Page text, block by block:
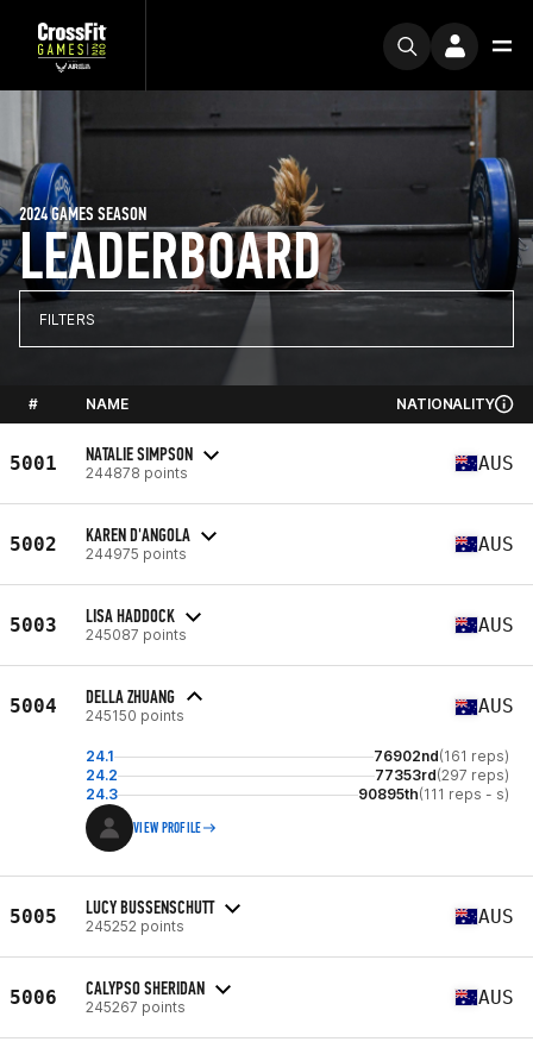
LEADERBOARD
2024 GAMES SEASON
FILTERS
# NAME NATIONALITY
5001 NATALIE SIMPSON
244878 points AUS
5002 KAREN D'ANGOLA
244975 points AUS
5003 LISA HADDOCK
245087 points AUS
5004 DELLA ZHUANG
245150 points AUS
24.1 76902nd(161 reps)
24.2
77353rd(297 reps)
24.3
90895th(111 reps - s)
VIEW PROFILE
5005 LUCY BUSSENSCHUTT
245252 points AUS
5006 CALYPSO SHERIDAN
245267 points AUS